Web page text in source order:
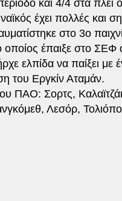
και 4/4 στα
έχει πολλές και
στο 3ο
οποίος έπαιξε στο ΣΕΦ
ελπίδα να παίξει με
του Εργκίν Αταμάν.
ΠΑΟ: Σορτς,
Λεσόρ,